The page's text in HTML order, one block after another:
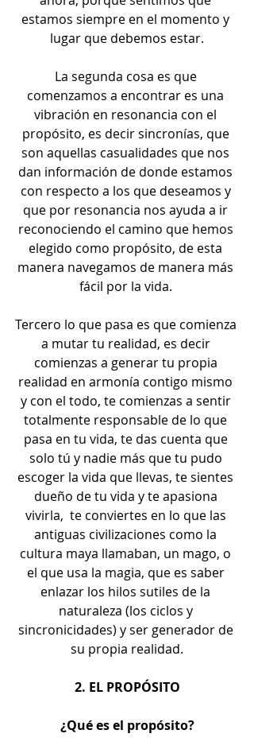
estamos siempre en el momento y
lugar que debemos estar.
La segunda cosa es que
comenzamos a encontrar es una
vibración en resonancia con el
propósito, es decir sincronías, que
son aquellas casualidades que nos
dan información de donde estamos
con respecto a los que deseamos y
que por resonancia nos ayuda a ir
reconociendo el camino que hemos
elegido como propósito, de esta
manera navegamos de manera más
fácil por la vida.
Tercero lo que pasa es que comienza
a mutar tu realidad, es decir
comienzas a generar tu propia
realidad en armonía contigo mismo
y con el todo, te comienzas a sentir
totalmente responsable de lo que
pasa en tu vida, te das cuenta que
solo tú y nadie más que tu pudo
escoger la vida que llevas, te sientes
dueño de tu vida y te apasiona
vivirla,  te conviertes en lo que las
antiguas civilizaciones como la
cultura maya llamaban, un mago, o
el que usa la magia, que es saber
enlazar los hilos sutiles de la
naturaleza (los ciclos y
sincronicidades) y ser generador de
su propia realidad.
2. EL PROPÓSITO
¿Qué es el propósito?